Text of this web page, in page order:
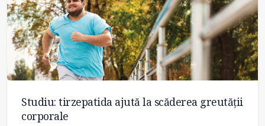
Studiu: tirzepatida ajută la scăderea greutăţii
corporale